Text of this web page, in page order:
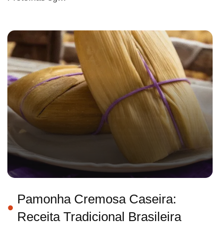
Pamonha Cremosa Caseira:
Receita Tradicional Brasileira